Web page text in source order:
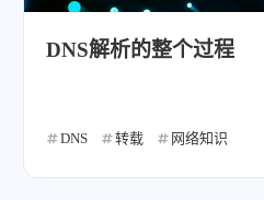
DNS解析的整个过程
DNS 转载 网络知识